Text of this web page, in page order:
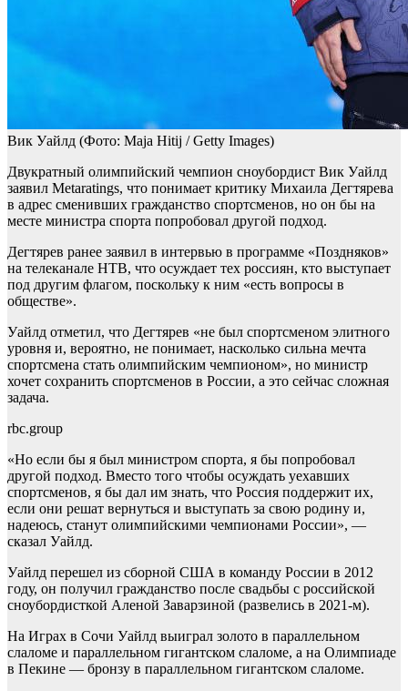
Вик Уайлд (Фото: Maja Hitij / Getty Images)
Двукратный олимпийский чемпион сноубордист Вик Уайлд
заявил Metaratings, что понимает критику Михаила Дегтярева
в адрес сменивших гражданство спортсменов, но он бы на
месте министра спорта попробовал другой подход.
Дегтярев ранее заявил в интервью в программе «Поздняков»
на телеканале НТВ, что осуждает тех россиян, кто выступает
под другим флагом, поскольку к ним «есть вопросы в
обществе».
Уайлд отметил, что Дегтярев «не был спортсменом элитного
уровня и, вероятно, не понимает, насколько сильна мечта
спортсмена стать олимпийским чемпионом», но министр
хочет сохранить спортсменов в России, а это сейчас сложная
задача.
rbc.group
«Но если бы я был министром спорта, я бы попробовал
другой подход. Вместо того чтобы осуждать уехавших
спортсменов, я бы дал им знать, что Россия поддержит их,
если они решат вернуться и выступать за свою родину и,
надеюсь, станут олимпийскими чемпионами России», —
сказал Уайлд.
Уайлд перешел из сборной США в команду России в 2012
году, он получил гражданство после свадьбы с российской
сноубордисткой Аленой Заварзиной (развелись в 2021-м).
На Играх в Сочи Уайлд выиграл золото в параллельном
слаломе и параллельном гигантском слаломе, а на Олимпиаде
в Пекине — бронзу в параллельном гигантском слаломе.